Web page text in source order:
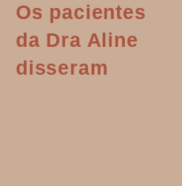
Os pacientes
da Dra Aline
disseram